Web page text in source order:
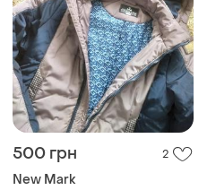
500 грн 2
New Mark